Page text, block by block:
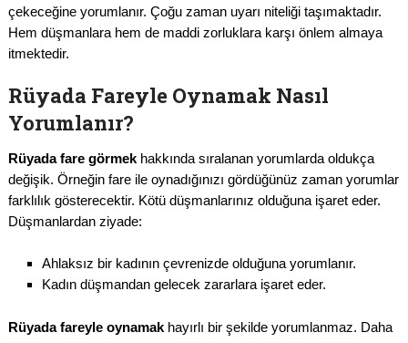
çekeceğine yorumlanır. Çoğu zaman uyarı niteliği taşımaktadır.
Hem düşmanlara hem de maddi zorluklara karşı önlem almaya
itmektedir.
Rüyada Fareyle Oynamak Nasıl
Yorumlanır?
Rüyada fare görmek hakkında sıralanan yorumlarda oldukça
değişik. Örneğin fare ile oynadığınızı gördüğünüz zaman yorumlar
farklılık gösterecektir. Kötü düşmanlarınız olduğuna işaret eder.
Düşmanlardan ziyade:
Ahlaksız bir kadının çevrenizde olduğuna yorumlanır.
Kadın düşmandan gelecek zararlara işaret eder.
Rüyada fareyle oynamak hayırlı bir şekilde yorumlanmaz. Daha